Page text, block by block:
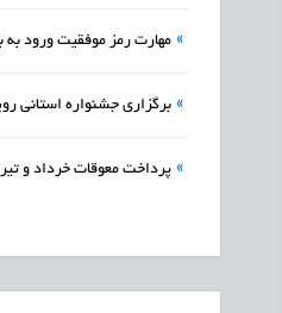
» مهارت رمز موفقیت ورود به
» برگزاری جشنواره استانی
» پرداخت معوقات خرداد و